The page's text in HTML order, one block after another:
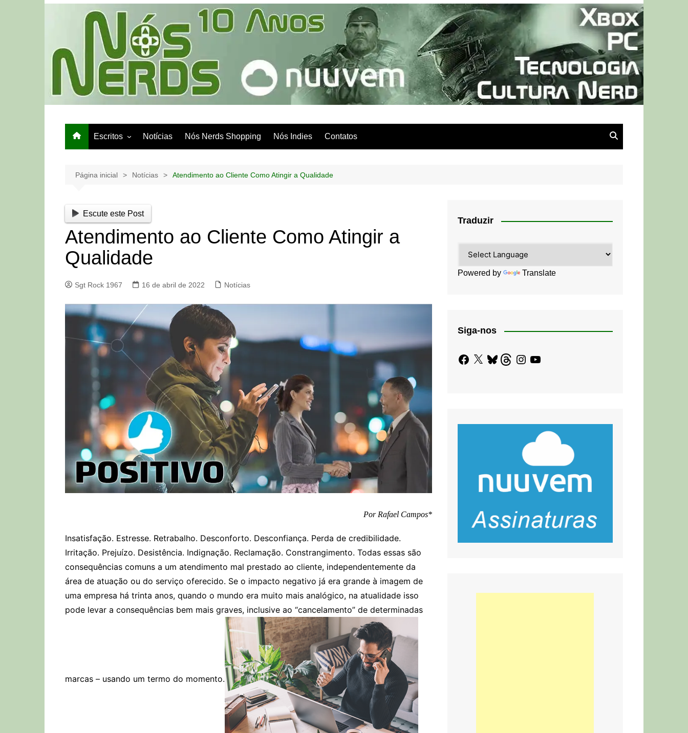
Escritos
Papo de Bar
Notícias Nós Nerds Shopping Nós Indies Contatos
Página inicial Notícias Atendimento ao Cliente Como Atingir a Qualidade
Escute este Post
Atendimento ao Cliente Como Atingir a
Qualidade
Sgt Rock 1967 16 de abril de 2022 Notícias
Por Rafael Campos*
Insatisfação. Estresse. Retrabalho. Desconforto. Desconfiança. Perda de credibilidade.
Irritação. Prejuízo. Desistência. Indignação. Reclamação. Constrangimento. Todas essas são
consequências comuns a um atendimento mal prestado ao cliente, independentemente da
área de atuação ou do serviço oferecido. Se o impacto negativo já era grande à imagem de
uma empresa há trinta anos, quando o mundo era muito mais analógico, na atualidade isso
pode levar a consequências bem mais graves, inclusive ao “cancelamento” de determinadas
marcas – usando um termo do momento.
Traduzir
Powered by Translate
Siga-nos
Facebook
X BlueskyThreadsInstagram
YouTube